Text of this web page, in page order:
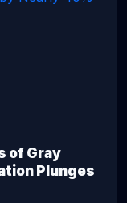
of Gray
Plunges